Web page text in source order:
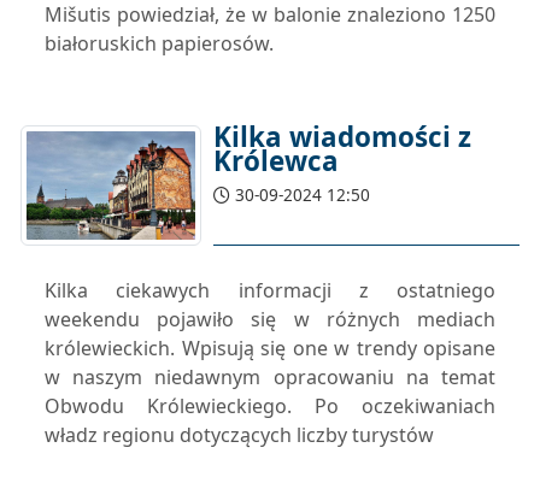
Mišutis powiedział, że w balonie znaleziono 1250
białoruskich papierosów.
Kilka wiadomości z
Królewca
30-09-2024 12:50
Kilka ciekawych informacji z ostatniego
weekendu pojawiło się w różnych mediach
królewieckich. Wpisują się one w trendy opisane
w naszym niedawnym opracowaniu na temat
Obwodu Królewieckiego. Po oczekiwaniach
władz regionu dotyczących liczby turystów